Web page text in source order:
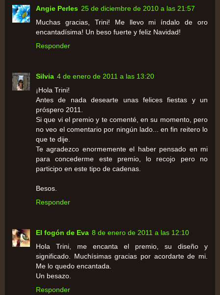
Angie Perles 25 de diciembre de 2010 a las 21:57
Muchas gracias, Trini! Me llevo mi índalo de oro
encantadísima! Un beso fuerte y feliz Navidad!
Responder
Silvia 4 de enero de 2011 a las 13:20
¡Hola Trini!
Antes de nada desearte unas felices fiestas y un
próspero 2011.
Si que vi el premio y te comenté, en su momento, pero
no veo el comentario por ningún lado... en fin reitero lo
que te dije.
Te agradezco enormemente el haber pensado en mi
para concederme este premio, lo recojo pero no
participo en este tipo de cadenas.
Besos.
Responder
El fogón de Eva 8 de enero de 2011 a las 12:10
Hola Trini, me encanta el premio, su diseño y
significado. Muchísimas gracias por acordarte de mi.
Me lo quedo encantada.
Un besazo.
Responder